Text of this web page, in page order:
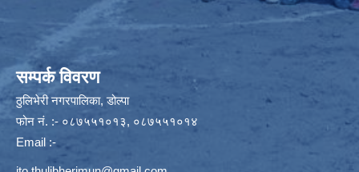
सम्पर्क विवरण
ठुलिभेरी नगरपालिका, डोल्पा
फोन नं. :- ०८७५५१०१३, ०८७५५१०१४
Email :-